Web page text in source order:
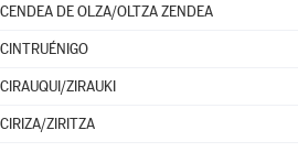
CENDEA DE OLZA/OLTZA ZENDEA
CINTRUÉNIGO
CIRAUQUI/ZIRAUKI
CIRIZA/ZIRITZA